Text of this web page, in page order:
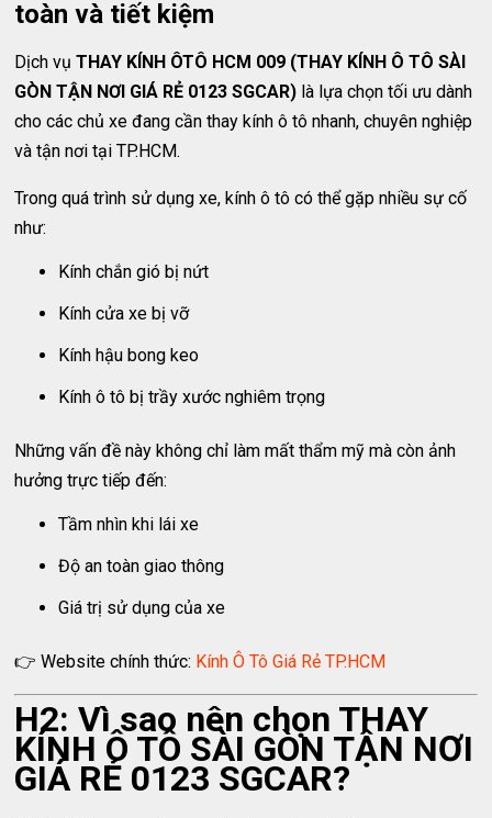
toàn và tiết kiệm
Dịch vụTHAY KÍNH ÔTÔ HCM 009 (THAY KÍNH Ô TÔ SÀI
GÒN TẬN NƠI GIÁ RẺ 0123 SGCAR) là lựa chọn tối ưu dành
cho các chủ xe đang cần thay kính ô tô nhanh, chuyên nghiệp
và tận nơi tại TP.HCM.
Trong quá trình sử dụng xe, kính ô tô có thể gặp nhiều sự cố
như:
Kính chắn gió bị nứt
Kính cửa xe bị vỡ
Kính hậu bong keo
Kính ô tô bị trầy xước nghiêm trọng
Những vấn đề này không chỉ làm mất thẩm mỹ mà còn ảnh
hưởng trực tiếp đến:
Tầm nhìn khi lái xe
Độ an toàn giao thông
Giá trị sử dụng của xe
👉 Website chính thức: Kính Ô Tô Giá Rẻ TP.HCM
H2: Vì sao nên chọn THAY
KÍNH Ô TÔ SÀI GÒN TẬN NƠI
GIÁ RẺ 0123 SGCAR?